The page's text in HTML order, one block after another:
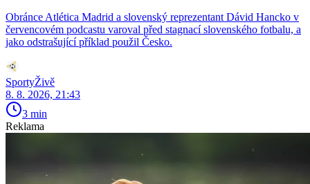
Obránce Atlética Madrid a slovenský reprezentant Dávid Hancko v
červencovém podcastu varoval před stagnací slovenského fotbalu, a
jako odstrašující příklad použil Česko.
SportyŽivě
8. 8. 2026, 21:43
3 min
Reklama